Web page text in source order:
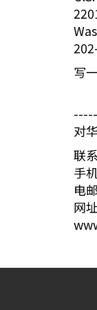
写
对
联
手
电
网